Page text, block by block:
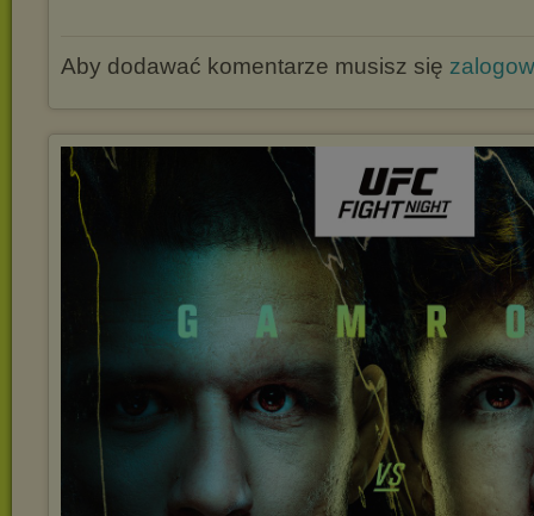
Aby dodawać komentarze musisz się